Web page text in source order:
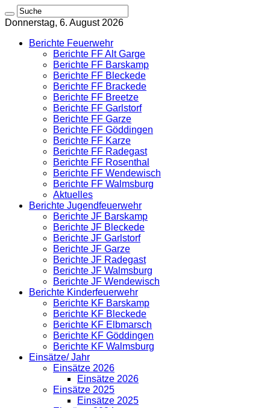
Donnerstag, 6. August 2026
Berichte Feuerwehr
Berichte FF Alt Garge
Berichte FF Barskamp
Berichte FF Bleckede
Berichte FF Brackede
Berichte FF Breetze
Berichte FF Garlstorf
Berichte FF Garze
Berichte FF Göddingen
Berichte FF Karze
Berichte FF Radegast
Berichte FF Rosenthal
Berichte FF Wendewisch
Berichte FF Walmsburg
Aktuelles
Berichte Jugendfeuerwehr
Berichte JF Barskamp
Berichte JF Bleckede
Berichte JF Garlstorf
Berichte JF Garze
Berichte JF Radegast
Berichte JF Walmsburg
Berichte JF Wendewisch
Berichte Kinderfeuerwehr
Berichte KF Barskamp
Berichte KF Bleckede
Berichte KF Elbmarsch
Berichte KF Göddingen
Berichte KF Walmsburg
Einsätze/ Jahr
Einsätze 2026
Einsätze 2026
Einsätze 2025
Einsätze 2025